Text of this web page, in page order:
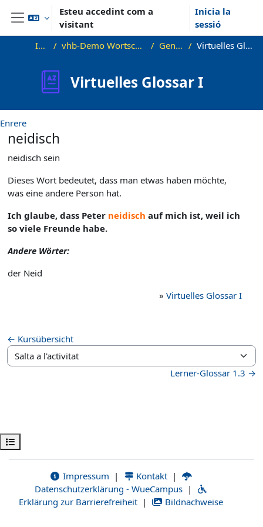
Ves al contingut principal
Panell lateral
Esteu accedint com a
visitant
Inicia la
sessió
Obre l'índex del curs
Inici vhb-Demo Wortschatz B1 General Virtuelles Glossar I
Virtuelles Glossar I
Enrere
neidisch
neidisch sein
Dieses Wort bedeutet, dass man etwas haben möchte,
was eine andere Person hat.
Ich glaube, dass Peter neidisch auf mich ist, weil ich
so viele Freunde habe.
Andere Wörter:
der Neid
» Virtuelles Glossar I
← Kursübersicht
Salta a l'activitat
Lerner-Glossar 1.3 →
Impressum | Kontakt |
Datenschutzerklärung - WueCampus |
Erklärung zur Barrierefreiheit | Bildnachweise